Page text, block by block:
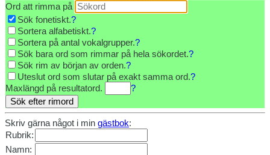
Ord att rimma på
Sök fonetiskt.?
Sortera alfabetiskt.?
Sortera på antal vokalgrupper.?
Sök bara ord som rimmar på hela sökordet.?
Sök rim av början av orden.?
Uteslut ord som slutar på exakt samma ord.?
Maxlängd på resultatord. ?
Skriv gärna något i min gästbok:
Rubrik:
Namn: